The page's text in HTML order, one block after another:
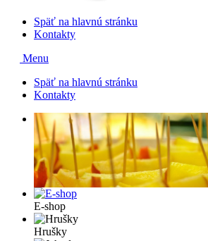
Späť na hlavnú stránku
Kontakty
Menu
Späť na hlavnú stránku
Kontakty
E-shop
Hrušky